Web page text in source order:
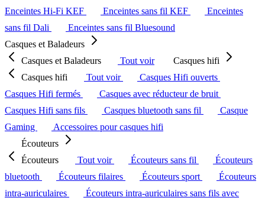
Enceintes Hi-Fi KEF
Enceintes sans fil KEF
Enceintes
sans fil Dali
Enceintes sans fil Bluesound
Casques et Baladeurs
Casques et Baladeurs
Tout voir
Casques hifi
Casques hifi
Tout voir
Casques Hifi ouverts
Casques Hifi fermés
Casques avec réducteur de bruit
Casques Hifi sans fils
Casques bluetooth sans fil
Casque
Gaming
Accessoires pour casques hifi
Écouteurs
Écouteurs
Tout voir Écouteurs sans fil
Écouteurs
bluetooth
Écouteurs filaires Écouteurs sport
Écouteurs
intra-auriculaires
Écouteurs intra-auriculaires sans fils avec